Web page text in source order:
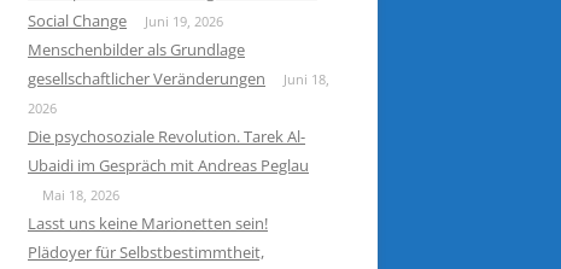
Social Change
Juni 19, 2026
Menschenbilder als Grundlage
gesellschaftlicher Veränderungen
Juni 18,
2026
Die psychosoziale Revolution. Tarek Al-
Ubaidi im Gespräch mit Andreas Peglau
Mai 18, 2026
Lasst uns keine Marionetten sein!
Plädoyer für Selbstbestimmtheit,